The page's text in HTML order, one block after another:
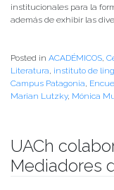
institucionales para la
además de exhibir las
Posted in ACADÉMICOS
Literatura instituto de
Campus Patagonia
Marian Lutzky, Mónica
UACh
Mediadores